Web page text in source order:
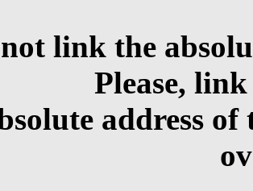
link the
Please,
address